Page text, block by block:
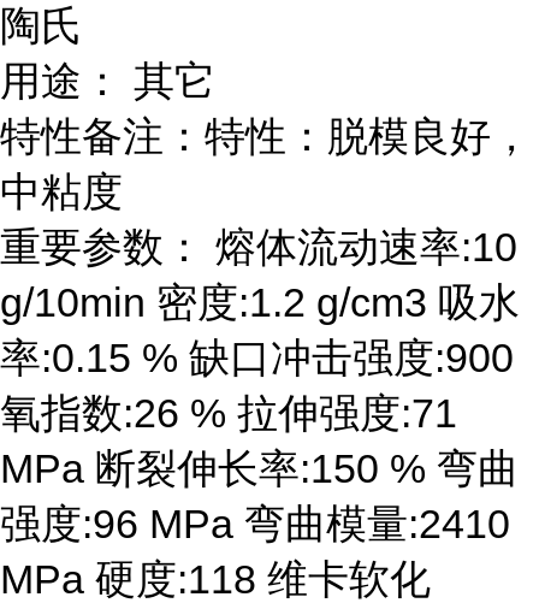
陶氏
用途： 其它
特性备注：特性：脱模良好，
中粘度
重要参数： 熔体流动速率:10
g/10min 密度:1.2 g/cm3 吸水
率:0.15 % 缺口冲击强度:900
氧指数:26 % 拉伸强度:71
MPa 断裂伸长率:150 % 弯曲
强度:96 MPa 弯曲模量:2410
MPa 硬度:118 维卡软化